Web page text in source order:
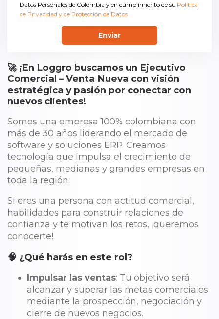
🚀 ¡En Loggro buscamos un Ejecutivo
Comercial – Venta Nueva con visión
estratégica y pasión por conectar con
nuevos clientes!
Somos una empresa 100% colombiana con
más de 30 años liderando el mercado de
software y soluciones ERP. Creamos
tecnología que impulsa el crecimiento de
pequeñas, medianas y grandes empresas en
toda la región.
Si eres una persona con actitud comercial,
habilidades para construir relaciones de
confianza y te motivan los retos, ¡queremos
conocerte!
🧠 ¿Qué harás en este rol?
Impulsar las ventas: Tu objetivo será
alcanzar y superar las metas comerciales
mediante la prospección, negociación y
cierre de nuevos negocios.
Datos Personales de Colombia y en cumplimiento de su Política
de Privacidad y de Protección de Datos
Enviar